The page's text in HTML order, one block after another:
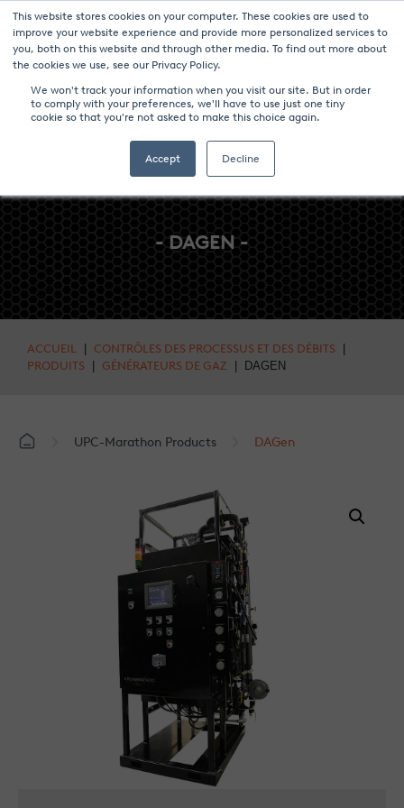
This website stores cookies on your computer. These cookies are used to
improve your website experience and provide more personalized services to
you, both on this website and through other media. To find out more about
the cookies we use, see our Privacy Policy.
We won't track your information when you visit our site. But in order
to comply with your preferences, we'll have to use just one tiny
cookie so that you're not asked to make this choice again.
Accept Decline
NOUVELLES ET ÉVÉNEMENTS MÉDIAS CARRIÈRES CONTACT
- DAGEN -
ACCUEIL CONTRÔLES DES PROCESSUS ET DES DÉBITS
PRODUITS
GÉNÉRATEURS DE GAZ | DAGEN
UPC-Marathon Products DAGen